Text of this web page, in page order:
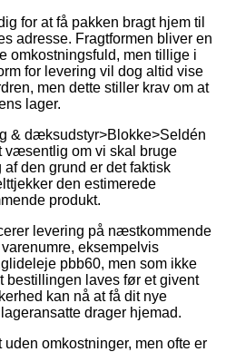
for at få pakken bragt hjem til
adresse. Fragtformen bliver en
omkostningsfuld, men tillige i
for levering vil dog altid vise
men dette stiller krav om at
lager.
& dæksudstyr>Blokke>Seldén
om vi skal bruge
den grund er det faktisk
den estimerede
produkt.
levering på næstkommende
eksempelvis
pbb60, men som ikke
bestillingen laves før et givent
kan nå at få dit nye
drager hjemad.
omkostninger, men ofte er